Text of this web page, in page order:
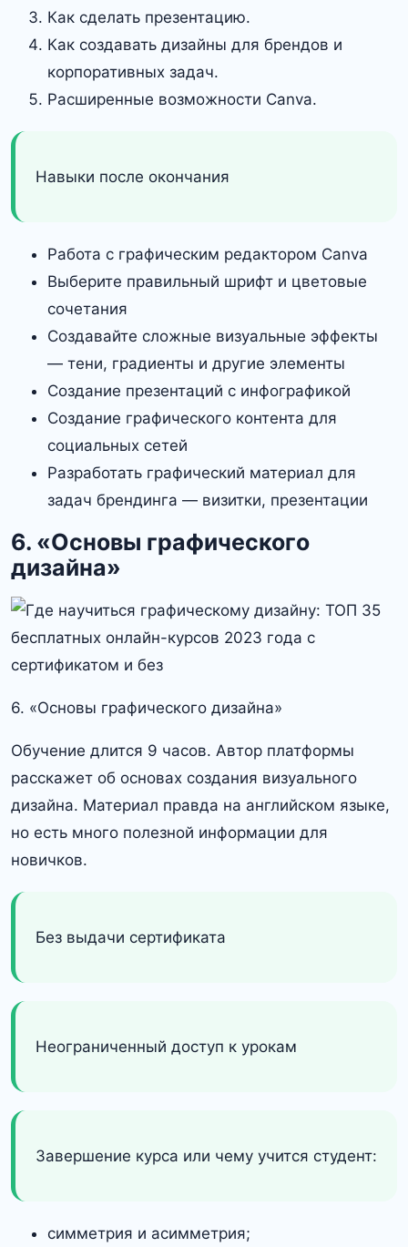
Как сделать презентацию.
Как создавать дизайны для брендов и
корпоративных задач.
Расширенные возможности Canva.
Навыки после окончания
Работа с графическим редактором Canva
Выберите правильный шрифт и цветовые
сочетания
Создавайте сложные визуальные эффекты
— тени, градиенты и другие элементы
Создание презентаций с инфографикой
Создание графического контента для
социальных сетей
Разработать графический материал для
задач брендинга — визитки, презентации
6. «Основы графического
дизайна»
6. «Основы графического дизайна»
Обучение длится 9 часов. Автор платформы
расскажет об основах создания визуального
дизайна. Материал правда на английском языке,
но есть много полезной информации для
новичков.
Без выдачи сертификата
Неограниченный доступ к урокам
Завершение курса или чему учится студент:
симметрия и асимметрия;